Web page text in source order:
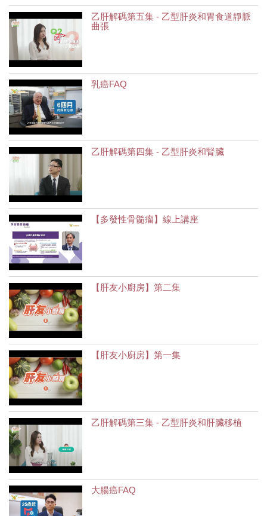
乙肝解碼第五集 - 乙型肝炎和胃食道靜脈
曲張
乳癌FAQ
乙肝解碼第四集 - 乙型肝炎和腎臟
【多發性骨髓瘤】線上講座
【肝友小廚房】第二集
【肝友小廚房】第一集
乙肝解碼第三集 - 乙型肝炎和肝臟移植
大腸癌FAQ